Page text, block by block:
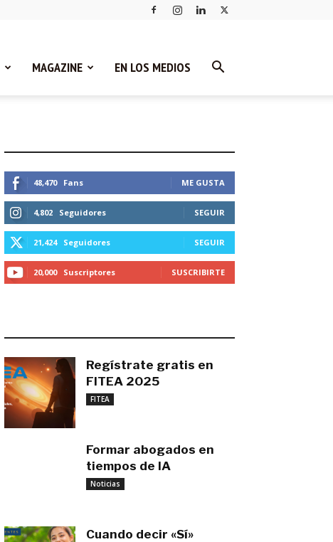
MAGAZINE EN LOS MEDIOS
48,470 Fans ME GUSTA
4,802 Seguidores SEGUIR
21,424 Seguidores SEGUIR
20,000 Suscriptores SUSCRIBIRTE
Regístrate gratis en
FITEA 2025
FITEA
Formar abogados en
tiempos de IA
Noticias
Cuando decir «Sí»